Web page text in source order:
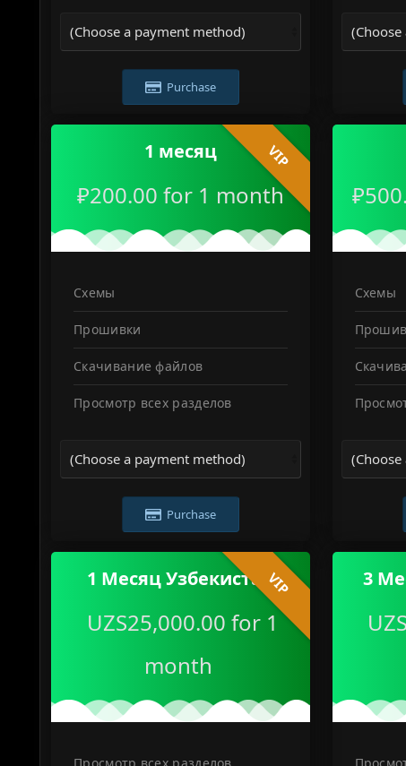
Purchase
VIP
1 месяц
₽200.00 for 1 month
Схемы
Прошивки
Скачивание файлов
Просмотр всех разделов
Purchase
Схемы
VIP
1 Месяц Узбекистан
UZS25,000.00 for 1
month
3